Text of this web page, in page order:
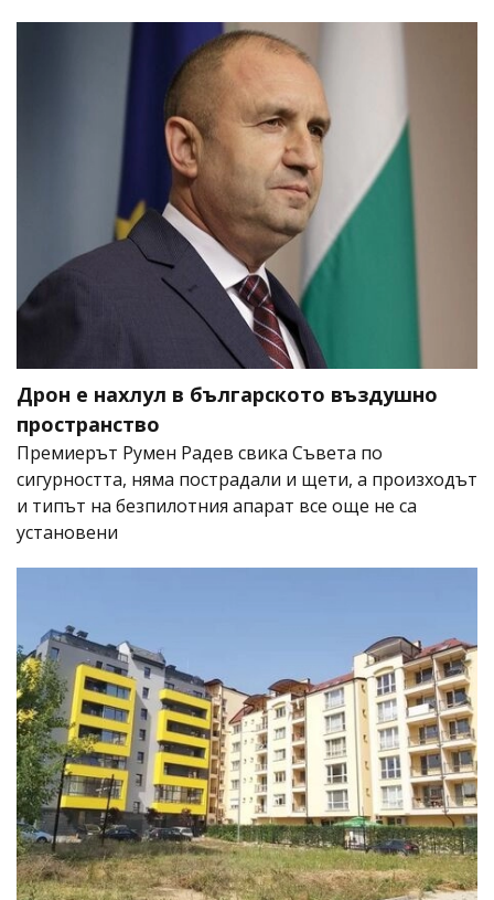
Дрон е нахлул в българското въздушно
пространство
Премиерът Румен Радев свика Съвета по
сигурността, няма пострадали и щети, а произходът
и типът на безпилотния апарат все още не са
установени